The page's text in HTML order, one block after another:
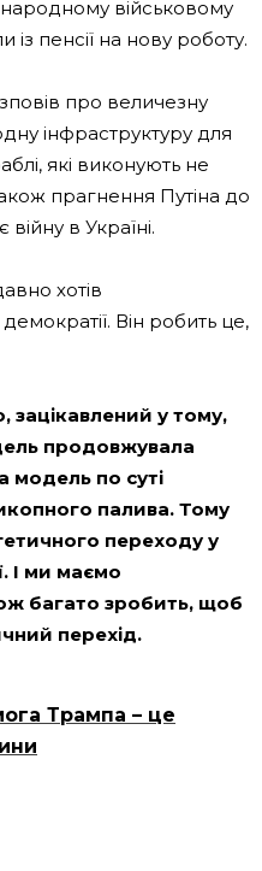
військовому
пенсії на нову роботу.
про величезну
інфраструктуру для
які виконують не
прагнення Путіна до
в Україні.
хотів
демократії. Він робить це,
зацікавлений у тому,
продовжувала
модель по суті
палива. Тому
переходу у
І ми маємо
багато зробить, щоб
перехід.
Трампа – це